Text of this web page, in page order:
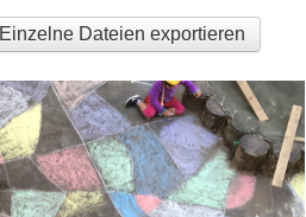
Einzelne Dateien exportieren